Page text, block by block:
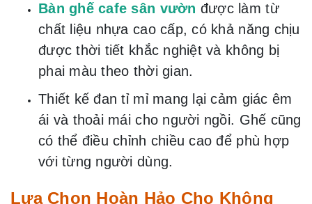
Bàn ghế cafe sân vườn được làm từ
chất liệu nhựa cao cấp, có khả năng chịu
được thời tiết khắc nghiệt và không bị
phai màu theo thời gian.
Thiết kế đan tỉ mỉ mang lại cảm giác êm
ái và thoải mái cho người ngồi. Ghế cũng
có thể điều chỉnh chiều cao để phù hợp
với từng người dùng.
Lựa Chọn Hoàn Hảo Cho Không